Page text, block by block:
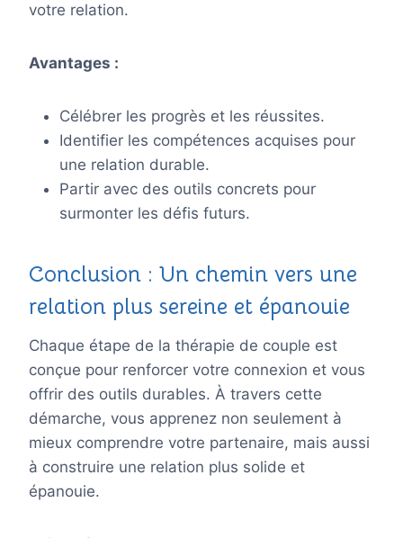
votre relation.
Avantages :
Célébrer les progrès et les réussites.
Identifier les compétences acquises pour
une relation durable.
Partir avec des outils concrets pour
surmonter les défis futurs.
Conclusion : Un chemin vers une
relation plus sereine et épanouie
Chaque étape de la thérapie de couple est
conçue pour renforcer votre connexion et vous
offrir des outils durables. À travers cette
démarche, vous apprenez non seulement à
mieux comprendre votre partenaire, mais aussi
à construire une relation plus solide et
épanouie.